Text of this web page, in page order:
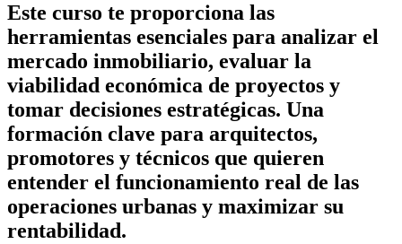
Este curso te proporciona las
herramientas esenciales para analizar el
mercado inmobiliario, evaluar la
viabilidad económica de proyectos y
tomar decisiones estratégicas. Una
formación clave para arquitectos,
promotores y técnicos que quieren
entender el funcionamiento real de las
operaciones urbanas y maximizar su
rentabilidad.